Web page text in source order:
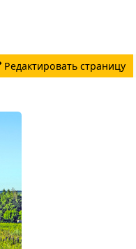
Редактировать страницу